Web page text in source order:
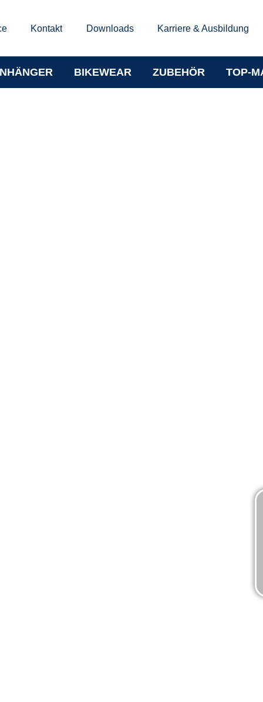
Kontakt Downloads Karriere & Ausbildung
BIKEWEAR ZUBEHÖR TOP-